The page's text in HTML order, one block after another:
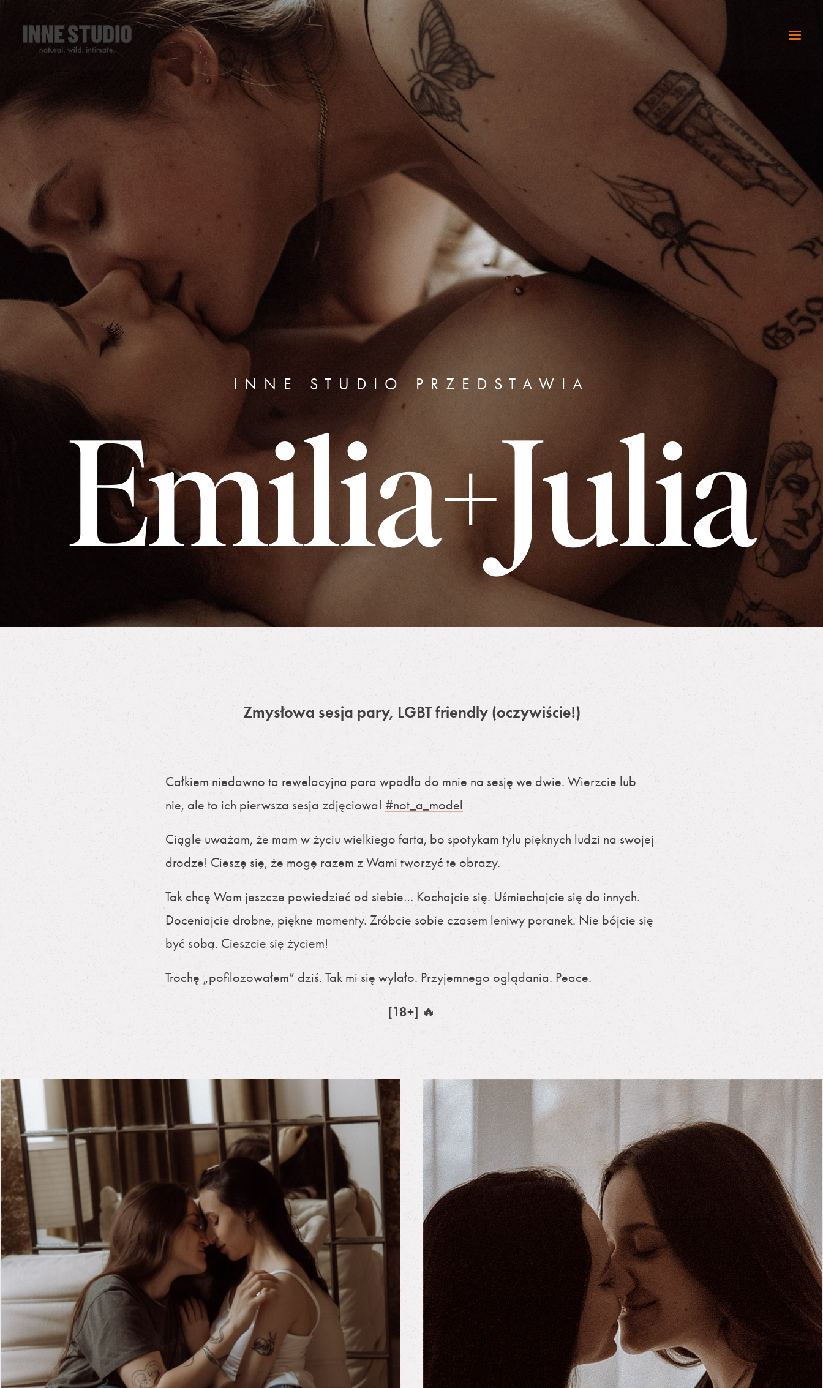
INNE STUDIO PRZEDSTAWIA
Emilia+Julia
Zmysłowa sesja pary, LGBT friendly (oczywiście!)
Całkiem niedawno ta rewelacyjna para wpadła do mnie na sesję we dwie. Wierzcie lub
nie, ale to ich pierwsza sesja zdjęciowa! #not_a_model
Ciągle uważam, że mam w życiu wielkiego farta, bo spotykam tylu pięknych ludzi na swojej
drodze! Cieszę się, że mogę razem z Wami tworzyć te obrazy.
Tak chcę Wam jeszcze powiedzieć od siebie… Kochajcie się. Uśmiechajcie się do innych.
Doceniajcie drobne, piękne momenty. Zróbcie sobie czasem leniwy poranek. Nie bójcie się
być sobą. Cieszcie się życiem!
Trochę „pofilozowałem” dziś. Tak mi się wylało. Przyjemnego oglądania. Peace.
[18+] 🔥